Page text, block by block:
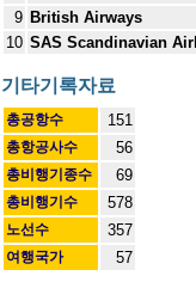
9 British Airways
10 SAS Scandinavian
기타기록자료
총공항수 151
총항공사수 56
총비행기종수 69
총비행기수 578
노선수 357
여행국가 57